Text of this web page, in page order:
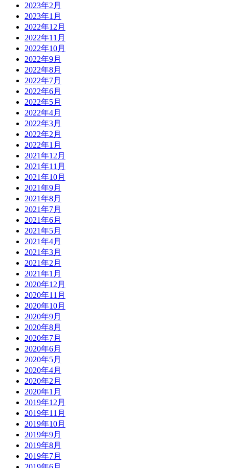
2023年2月
2023年1月
2022年12月
2022年11月
2022年10月
2022年9月
2022年8月
2022年7月
2022年6月
2022年5月
2022年4月
2022年3月
2022年2月
2022年1月
2021年12月
2021年11月
2021年10月
2021年9月
2021年8月
2021年7月
2021年6月
2021年5月
2021年4月
2021年3月
2021年2月
2021年1月
2020年12月
2020年11月
2020年10月
2020年9月
2020年8月
2020年7月
2020年6月
2020年5月
2020年4月
2020年2月
2020年1月
2019年12月
2019年11月
2019年10月
2019年9月
2019年8月
2019年7月